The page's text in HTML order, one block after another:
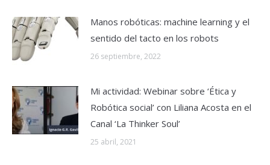
Manos robóticas: machine learning y el
sentido del tacto en los robots
26 septiembre, 2022
Mi actividad: Webinar sobre ‘Ética y
Robótica social’ con Liliana Acosta en el
Canal ‘La Thinker Soul’
25 abril, 2021